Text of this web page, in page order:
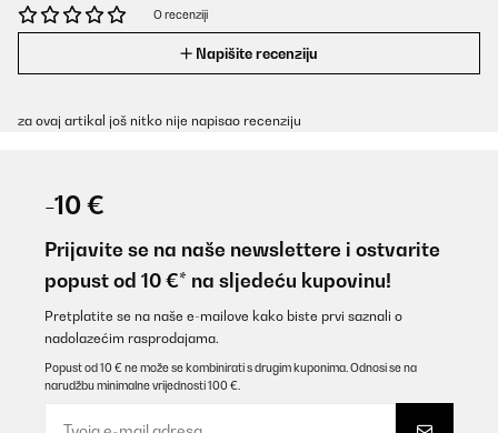
O recenziji
Napišite recenziju
za ovaj artikal još nitko nije napisao recenziju
-10 €
Prijavite se na naše newslettere i ostvarite
popust od 10 €* na sljedeću kupovinu!
Pretplatite se na naše e-mailove kako biste prvi saznali o
nadolazećim rasprodajama.
Popust od 10 € ne može se kombinirati s drugim kuponima. Odnosi se na
narudžbu minimalne vrijednosti 100 €.